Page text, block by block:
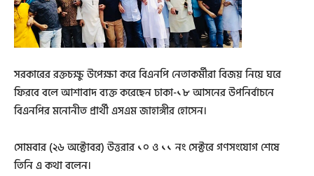
সরকারের রক্তচক্ষু উপেক্ষা করে বিএনপি নেতাকর্মীরা বিজয় নিয়ে ঘরে
ফিরবে বলে আশাবাদ ব্যক্ত করেছেন ঢাকা-১৮ আসনের উপনির্বাচনে
বিএনপির মনোনীত প্রার্থী এসএম জাহাঙ্গীর হোসেন।
সোমবার (২৬ অক্টোবর) উত্তরার ১০ ও ১১ নং সেক্টরে গণসংযোগ শেষে
তিনি এ কথা বলেন।